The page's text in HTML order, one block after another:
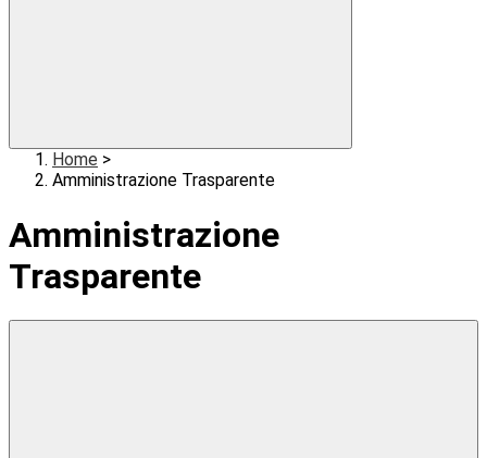
Home >
Amministrazione Trasparente
Amministrazione
Trasparente